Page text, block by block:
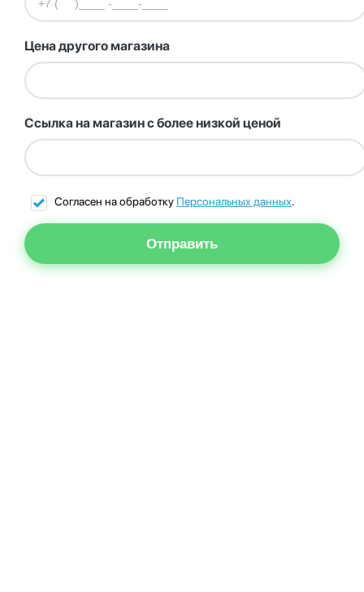
Цена другого магазина
Ссылка на магазин с более низкой ценой
Согласен на обработку Персональных данных.
Отправить